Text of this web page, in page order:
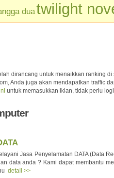
duatwilight
dirancang untuk menaikkan ranking
Anda juga akan mendapatkan traffic
untuk memasukkan iklan, tidak perlu
Jasa Penyelamatan DATA (Data
data anda ? Kami dapat membantu
detail >>